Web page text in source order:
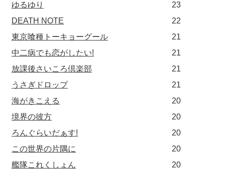
ゆるゆり
23
DEATH NOTE
22
東京喰種トーキョーグール
21
中二病でも恋がしたい!
21
放課後さいころ倶楽部
21
うさぎドロップ
21
海がきこえる
20
境界の彼方
20
ろんぐらいだぁす!
20
この世界の片隅に
20
艦隊これくしょん
20